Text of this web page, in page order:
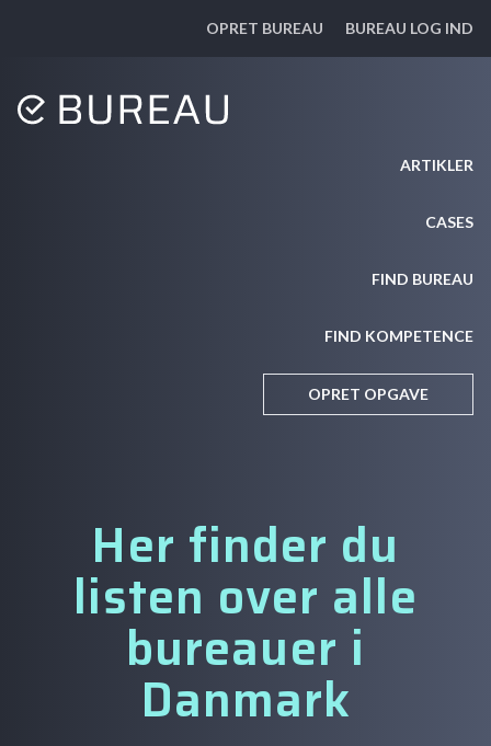
OPRET BUREAU BUREAU LOG IND
ARTIKLER
CASES
FIND BUREAU
FIND KOMPETENCE
OPRET OPGAVE
Her finder du
listen over alle
bureauer i
Danmark